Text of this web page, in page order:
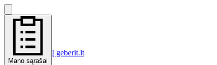
Mano sąrašai
Į geberit.lt